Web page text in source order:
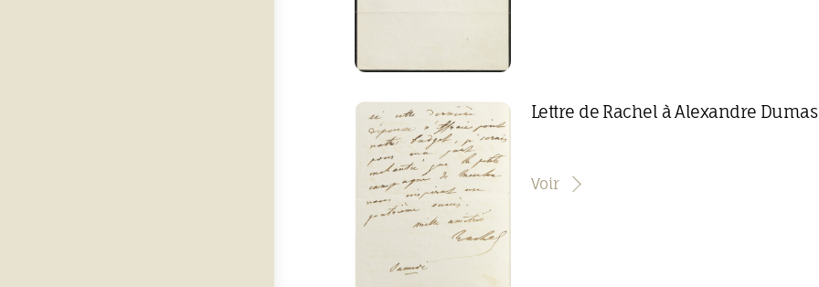
Lettre de Rachel à Alexandre Dumas
Voir